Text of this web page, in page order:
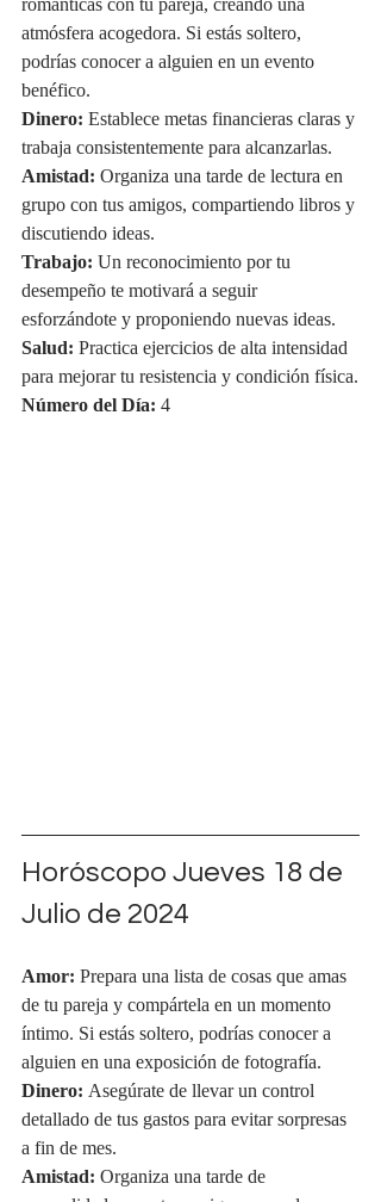
atmósfera acogedora. Si estás soltero,
podrías conocer a alguien en un evento
benéfico.
Dinero: Establece metas financieras claras y
trabaja consistentemente para alcanzarlas.
Amistad: Organiza una tarde de lectura en
grupo con tus amigos, compartiendo libros y
discutiendo ideas.
Trabajo: Un reconocimiento por tu
desempeño te motivará a seguir
esforzándote y proponiendo nuevas ideas.
Salud: Practica ejercicios de alta intensidad
para mejorar tu resistencia y condición física.
Número del Día: 4
Horóscopo Jueves 18 de
Julio de 2024
Amor: Prepara una lista de cosas que amas
de tu pareja y compártela en un momento
íntimo. Si estás soltero, podrías conocer a
alguien en una exposición de fotografía.
Dinero: Asegúrate de llevar un control
detallado de tus gastos para evitar sorpresas
a fin de mes.
Amistad: Organiza una tarde de